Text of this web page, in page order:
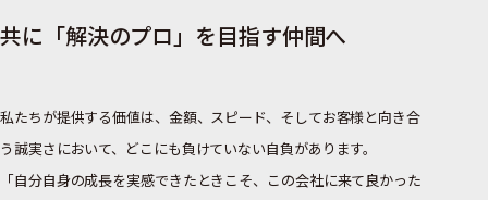
共に「解決のプロ」を目指す仲間へ
私たちが提供する価値は、金額、スピード、そしてお客様と向き合
う誠実さにおいて、どこにも負けていない自負があります。
「自分自身の成長を実感できたときこそ、この会社に来て良かった